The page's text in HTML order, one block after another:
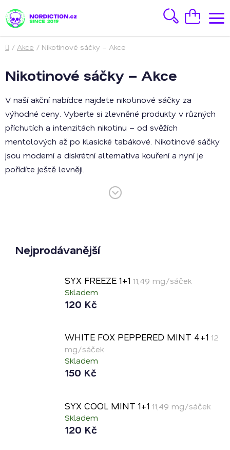
na
obsah
HledatNákupní
košík
Domů
/ Akce / Nikotinové sáčky – Akce
Nikotinové sáčky – Akce
V naší akční nabídce najdete nikotinové sáčky za
výhodné ceny. Vyberte si zlevněné produkty v různých
příchutích a intenzitách nikotinu – od svěžích
mentolových až po klasické tabákové. Nikotinové sáčky
jsou moderní a diskrétní alternativa kouření a nyní je
pořídíte ještě levněji.
Nejprodávanější
SYX FREEZE 1+1 11,49 mg/sáček
Skladem
120 Kč
WHITE FOX PEPPERED MINT 4+1 12
mg/sáček
Skladem
150 Kč
SYX COOL MINT 1+1 11,49 mg/sáček
Skladem
120 Kč